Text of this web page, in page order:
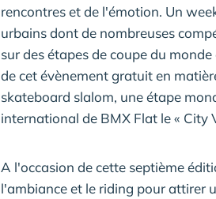
rencontres et de l'émotion. Un
urbains dont de nombreuses
sur des étapes de coupe du
de cet évènement gratuit en
skateboard slalom, une étape
international de BMX Flat le « City
A l'occasion de cette septième
l'ambiance et le riding pour attirer